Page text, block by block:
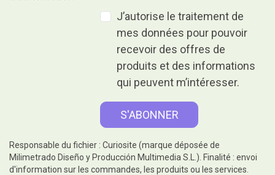
J’autorise le traitement de
mes données pour pouvoir
recevoir des offres de
produits et des informations
qui peuvent m’intéresser.
Responsable du fichier : Curiosite (marque déposée de
Milimetrado Diseño y Producción Multimedia S.L.). Finalité : envoi
d'information sur les commandes, les produits ou les services.